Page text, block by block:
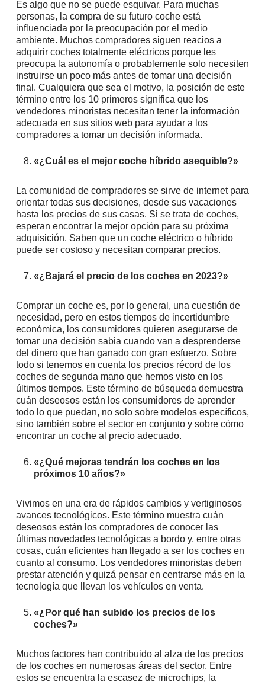
Es algo que no se puede esquivar. Para muchas
personas, la compra de su futuro coche está
influenciada por la preocupación por el medio
ambiente. Muchos compradores siguen reacios a
adquirir coches totalmente eléctricos porque les
preocupa la autonomía o probablemente solo necesiten
instruirse un poco más antes de tomar una decisión
final. Cualquiera que sea el motivo, la posición de este
término entre los 10 primeros significa que los
vendedores minoristas necesitan tener la información
adecuada en sus sitios web para ayudar a los
compradores a tomar un decisión informada.
«¿Cuál es el mejor coche híbrido asequible?»
La comunidad de compradores se sirve de internet para
orientar todas sus decisiones, desde sus vacaciones
hasta los precios de sus casas. Si se trata de coches,
esperan encontrar la mejor opción para su próxima
adquisición. Saben que un coche eléctrico o híbrido
puede ser costoso y necesitan comparar precios.
«¿Bajará el precio de los coches en 2023?»
Comprar un coche es, por lo general, una cuestión de
necesidad, pero en estos tiempos de incertidumbre
económica, los consumidores quieren asegurarse de
tomar una decisión sabia cuando van a desprenderse
del dinero que han ganado con gran esfuerzo. Sobre
todo si tenemos en cuenta los precios récord de los
coches de segunda mano que hemos visto en los
últimos tiempos. Este término de búsqueda demuestra
cuán deseosos están los consumidores de aprender
todo lo que puedan, no solo sobre modelos específicos,
sino también sobre el sector en conjunto y sobre cómo
encontrar un coche al precio adecuado.
«¿Qué mejoras tendrán los coches en los
próximos 10 años?»
Vivimos en una era de rápidos cambios y vertiginosos
avances tecnológicos. Este término muestra cuán
deseosos están los compradores de conocer las
últimas novedades tecnológicas a bordo y, entre otras
cosas, cuán eficientes han llegado a ser los coches en
cuanto al consumo. Los vendedores minoristas deben
prestar atención y quizá pensar en centrarse más en la
tecnología que llevan los vehículos en venta.
«¿Por qué han subido los precios de los
coches?»
Muchos factores han contribuido al alza de los precios
de los coches en numerosas áreas del sector. Entre
estos se encuentra la escasez de microchips, la